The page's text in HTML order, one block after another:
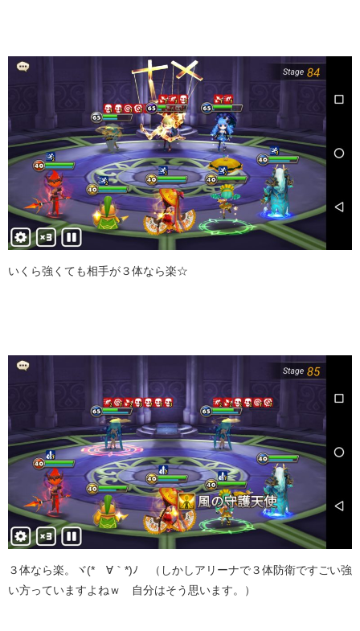
いくら強くても相手が３体なら楽☆
３体なら楽。ヾ(*´∀｀*)ﾉ （しかしアリーナで３体防衛ですごい強
い方っていますよねｗ 自分はそう思います。）